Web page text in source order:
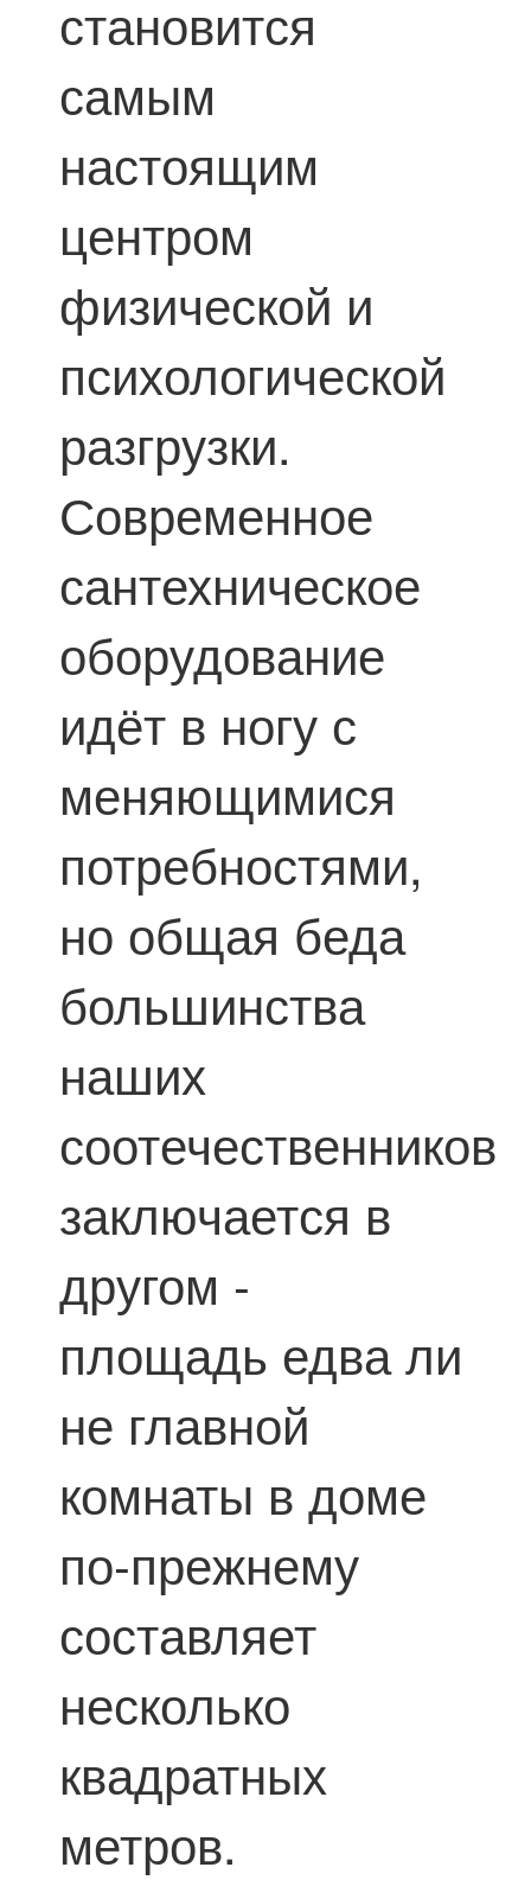
становится
самым
настоящим
центром
физической и
психологической
разгрузки.
Современное
сантехническое
оборудование
идёт в ногу с
меняющимися
потребностями,
но общая беда
большинства
наших
соотечественников
заключается в
другом -
площадь едва ли
не главной
комнаты в доме
по-прежнему
составляет
несколько
квадратных
метров.